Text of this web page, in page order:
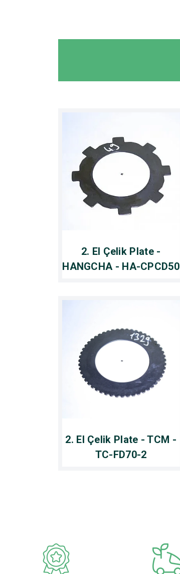
2. El Çelik Plate -
HANGCHA - HA-CPCD50
2. El Çelik Plate - TCM -
TC-FD70-2